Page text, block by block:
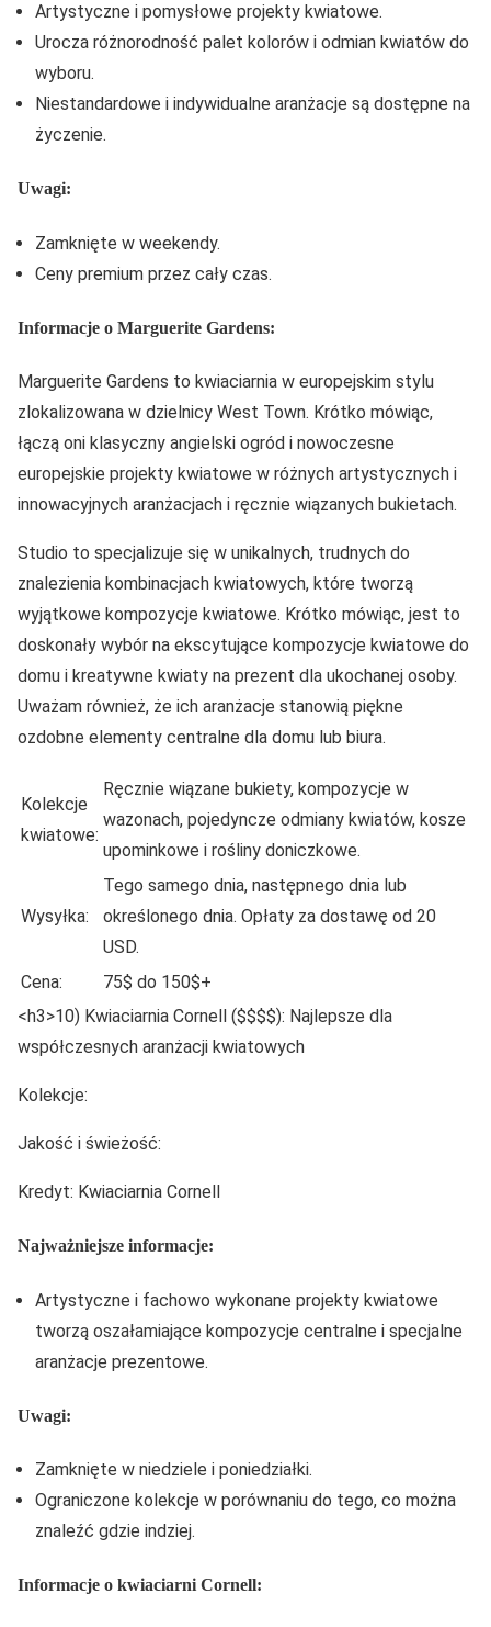
Artystyczne i pomysłowe projekty kwiatowe.
Urocza różnorodność palet kolorów i odmian kwiatów do
wyboru.
Niestandardowe i indywidualne aranżacje są dostępne na
życzenie.
Uwagi:
Zamknięte w weekendy.
Ceny premium przez cały czas.
Informacje o Marguerite Gardens:
Marguerite Gardens to kwiaciarnia w europejskim stylu
zlokalizowana w dzielnicy West Town. Krótko mówiąc,
łączą oni klasyczny angielski ogród i nowoczesne
europejskie projekty kwiatowe w różnych artystycznych i
innowacyjnych aranżacjach i ręcznie wiązanych bukietach.
Studio to specjalizuje się w unikalnych, trudnych do
znalezienia kombinacjach kwiatowych, które tworzą
wyjątkowe kompozycje kwiatowe. Krótko mówiąc, jest to
doskonały wybór na ekscytujące kompozycje kwiatowe do
domu i kreatywne kwiaty na prezent dla ukochanej osoby.
Uważam również, że ich aranżacje stanowią piękne
ozdobne elementy centralne dla domu lub biura.
Kolekcje
kwiatowe:
Ręcznie wiązane bukiety, kompozycje w
wazonach, pojedyncze odmiany kwiatów, kosze
upominkowe i rośliny doniczkowe.
Wysyłka:
Tego samego dnia, następnego dnia lub
określonego dnia. Opłaty za dostawę od 20
USD.
Cena:
75$ do 150$+
<h3>10) Kwiaciarnia Cornell ($$$$): Najlepsze dla
współczesnych aranżacji kwiatowych
Kolekcje:
Jakość i świeżość:
Kredyt: Kwiaciarnia Cornell
Najważniejsze informacje:
Artystyczne i fachowo wykonane projekty kwiatowe
tworzą oszałamiające kompozycje centralne i specjalne
aranżacje prezentowe.
Uwagi:
Zamknięte w niedziele i poniedziałki.
Ograniczone kolekcje w porównaniu do tego, co można
znaleźć gdzie indziej.
Informacje o kwiaciarni Cornell: